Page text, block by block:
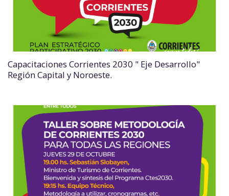
Capacitaciones Corrientes 2030 " Eje Desarrollo"
Región Capital y Noroeste.